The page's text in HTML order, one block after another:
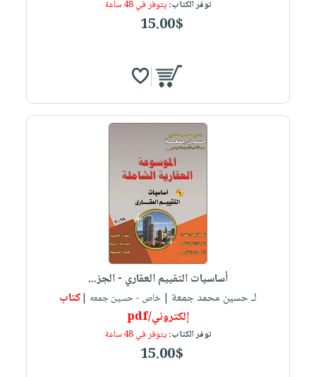
توفر الكتاب:يتوفر في 48 ساعة
15.00$
أساسيات التقييم العقاري - الجز...
لـ حسين محمد جمعة | خاص - حسين جمعه |كتاب
إلكتروني/pdf
توفر الكتاب:يتوفر في 48 ساعة
15.00$